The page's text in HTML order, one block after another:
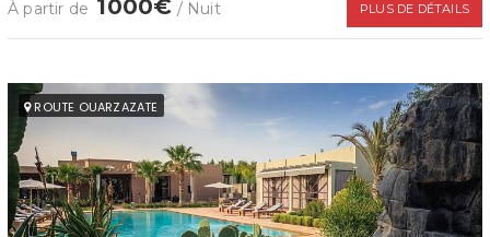
À partir de 1000€ / Nuit PLUS DE DÉTAILS
ROUTE OUARZAZATE